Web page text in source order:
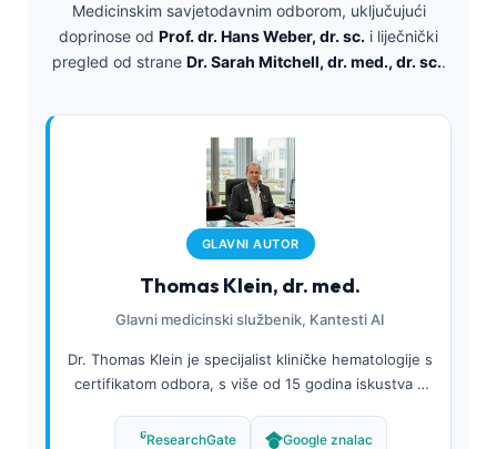
Medicinskim savjetodavnim odborom, uključujući
doprinose od Prof. dr. Hans Weber, dr. sc. i liječnički
pregled od strane Dr. Sarah Mitchell, dr. med., dr. sc..
GLAVNI AUTOR
Thomas Klein, dr. med.
Glavni medicinski službenik, Kantesti AI
Dr. Thomas Klein je specijalist kliničke hematologije s
certifikatom odbora, s više od 15 godina iskustva u
umjetne inteligencije. Kao glavni liječnik (Chief
ResearchGate Google znalac